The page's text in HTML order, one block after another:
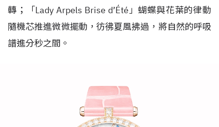
轉；「Lady Arpels Brise d’Été」蝴蝶與花葉的律動
隨機芯推進微微擺動，彷彿夏風拂過，將自然的呼吸
譜進分秒之間。